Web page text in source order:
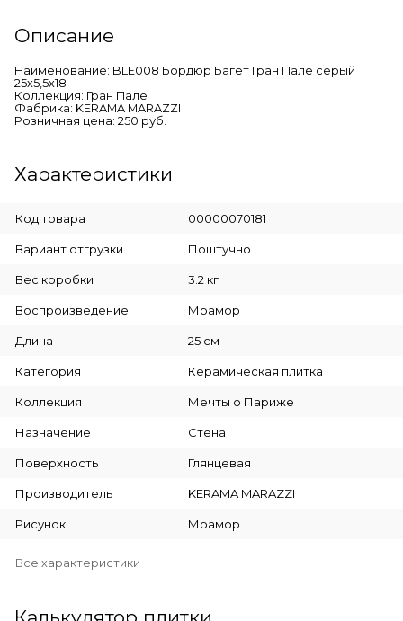
Описание
Наименование: BLE008 Бордюр Багет Гран Пале серый
25х5,5х18
Коллекция: Гран Пале
Фабрика: KERAMA MARAZZI
Розничная цена: 250 руб.
Характеристики
Код товара 00000070181
Вариант отгрузки Поштучно
Вес коробки 3.2 кг
Воспроизведение Мрамор
Длина 25 см
Категория Керамическая плитка
Коллекция Мечты о Париже
Назначение Стена
Поверхность Глянцевая
Производитель KERAMA MARAZZI
Рисунок Мрамор
Все характеристики